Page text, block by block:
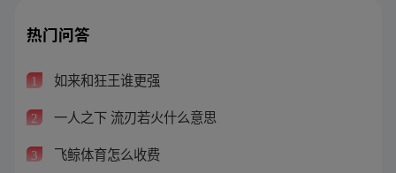
热门问答
1 如来和狂王谁更强
2 一人之下 流刃若火什么意思
3 飞鲸体育怎么收费